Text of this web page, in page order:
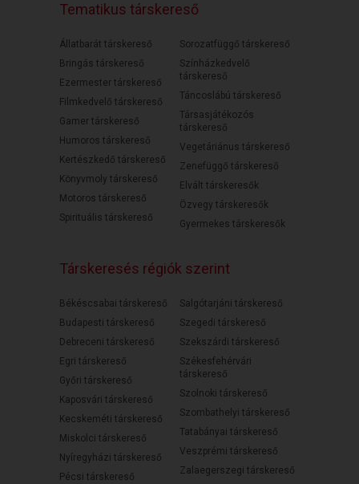
Tematikus társkereső
Állatbarát társkereső
Bringás társkereső
Ezermester társkereső
Filmkedvelő társkereső
Gamer társkereső
Humoros társkereső
Kertészkedő társkereső
Könyvmoly társkereső
Motoros társkereső
Spirituális társkereső
Sorozatfüggő társkereső
Színházkedvelő
társkereső
Táncoslábú társkereső
Társasjátékozós
társkereső
Vegetáriánus társkereső
Zenefüggő társkereső
Elvált társkeresők
Özvegy társkeresők
Gyermekes társkeresők
Társkeresés régiók szerint
Békéscsabai társkereső
Budapesti társkereső
Debreceni társkereső
Egri társkereső
Győri társkereső
Kaposvári társkereső
Kecskeméti társkereső
Miskolci társkereső
Nyíregyházi társkereső
Pécsi társkereső
Salgótarjáni társkereső
Szegedi társkereső
Szekszárdi társkereső
Székesfehérvári
társkereső
Szolnoki társkereső
Szombathelyi társkereső
Tatabányai társkereső
Veszprémi társkereső
Zalaegerszegi társkereső